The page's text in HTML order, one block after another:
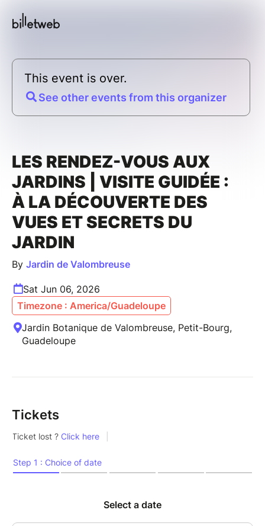
This event is over.
See other events from this organizer
LES RENDEZ-VOUS AUX
JARDINS | VISITE GUIDÉE :
À LA DÉCOUVERTE DES
VUES ET SECRETS DU
JARDIN
By Jardin de Valombreuse
Sat Jun 06, 2026
Timezone : America/Guadeloupe
Jardin Botanique de Valombreuse, Petit-Bourg,
Guadeloupe
Tickets